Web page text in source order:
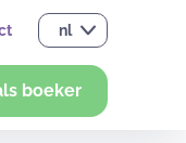
nl
boeker